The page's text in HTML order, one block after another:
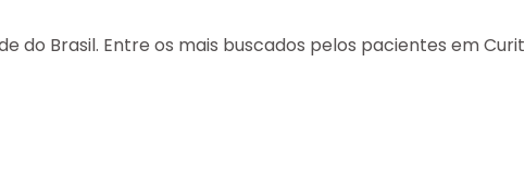
do Brasil. Entre os mais buscados pelos pacientes em